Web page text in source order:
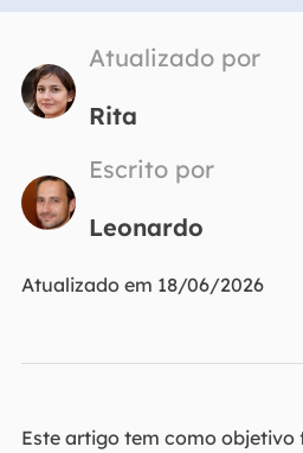
Atualizado por
Rita
Escrito por
Leonardo
Atualizado em 18/06/2026
Este artigo tem como objetivo